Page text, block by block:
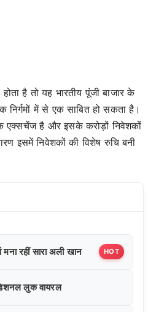
है तो यह भारतीय पूंजी बाजार के
निर्गमों में से एक साबित हो सकता है।
एक्सचेंज है और इसके करोड़ों निवेशकों
इसमें निवेशकों की विशेष रुचि बनी
मना रहीं सारा अली खान HOT
लुक वायरल